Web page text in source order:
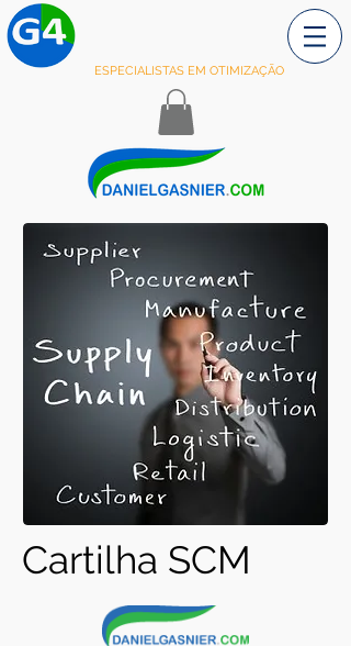
ESPECIALISTAS EM OTIMIZAÇÃO
Cartilha SCM